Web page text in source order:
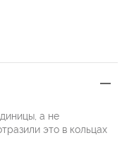
а не
это в кольцах